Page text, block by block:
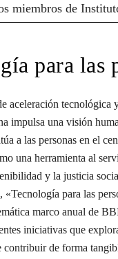
miembros de
para las
aceleración tecnológica
impulsa una visión
a las personas en el
una herramienta al
y la justicia
«Tecnología para las
marco anual de
iniciativas que
contribuir de forma